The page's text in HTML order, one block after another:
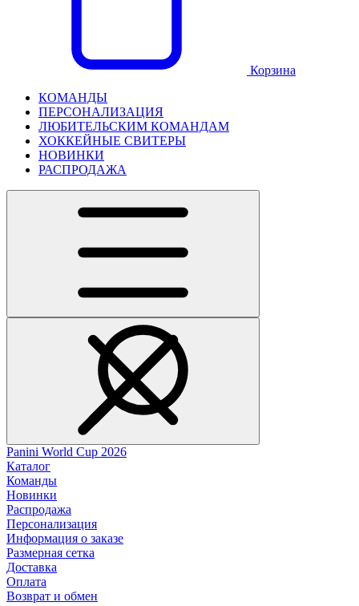
Корзина
КОМАНДЫ
ПЕРСОНАЛИЗАЦИЯ
ЛЮБИТЕЛЬСКИМ КОМАНДАМ
ХОККЕЙНЫЕ СВИТЕРЫ
НОВИНКИ
РАСПРОДАЖА
Panini World Cup 2026
Каталог
Команды
Новинки
Распродажа
Персонализация
Информация о заказе
Размерная сетка
Доставка
Оплата
Возврат и обмен